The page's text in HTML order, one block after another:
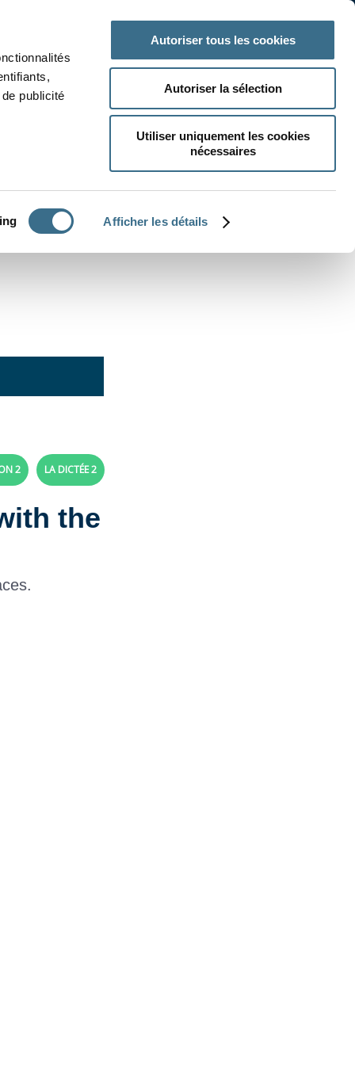
publicité
Afficher les détails
Autoriser tous les cookies
Autoriser la sélection
Utiliser uniquement les cookies
nécessaires
2 LA DICTÉE 2
the